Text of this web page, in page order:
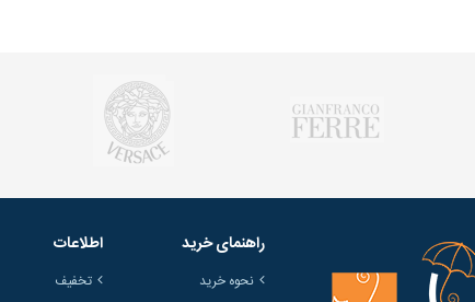
راهنمای خرید
نحوه خرید
اطلاعات
تخفیف